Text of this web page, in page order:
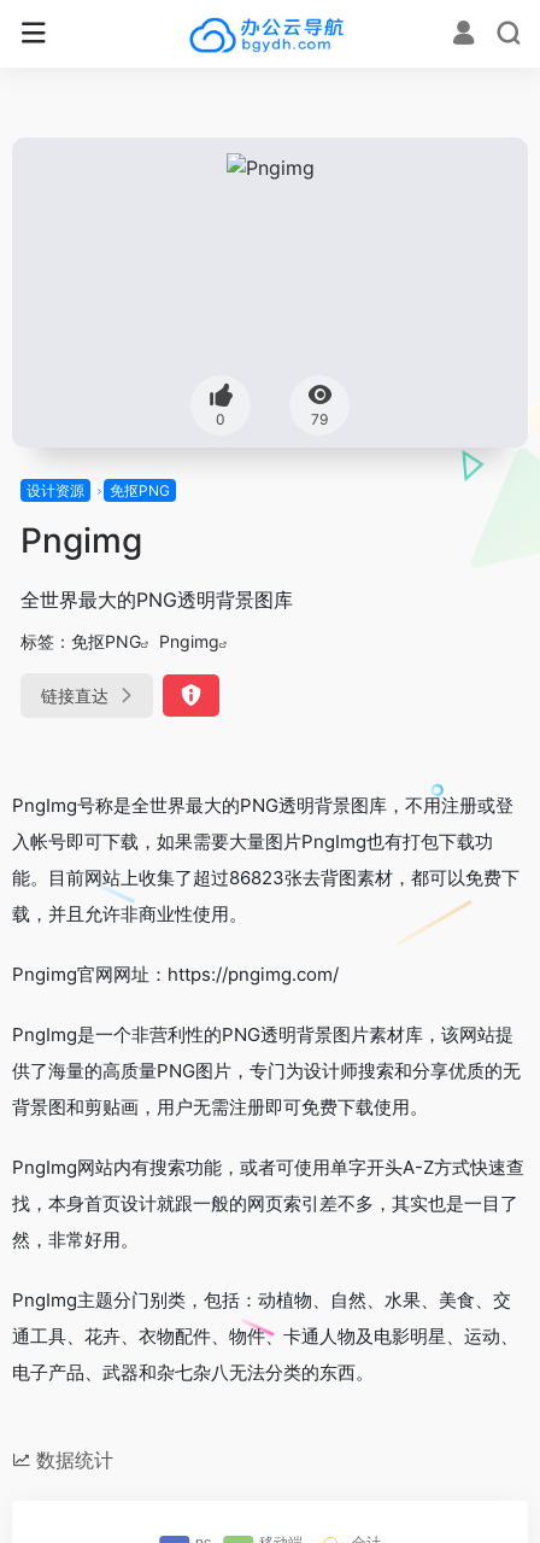
0 79
设计资源 免抠PNG
Pngimg
全世界最大的PNG透明背景图库
标签： 免抠PNG Pngimg
链接直达
PngImg号称是全世界最大的PNG透明背景图库，不用注册或登
入帐号即可下载，如果需要大量图片PngImg也有打包下载功
能。目前网站上收集了超过86823张去背图素材，都可以免费下
载，并且允许非商业性使用。
Pngimg官网网址：https://pngimg.com/
PngImg是一个非营利性的PNG透明背景图片素材库，该网站提
供了海量的高质量PNG图片，专门为设计师搜索和分享优质的无
背景图和剪贴画，用户无需注册即可免费下载使用。
PngImg网站内有搜索功能，或者可使用单字开头A-Z方式快速查
找，本身首页设计就跟一般的网页索引差不多，其实也是一目了
然，非常好用。
PngImg主题分门别类，包括：动植物、自然、水果、美食、交
通工具、花卉、衣物配件、物件、卡通人物及电影明星、运动、
电子产品、武器和杂七杂八无法分类的东西。
数据统计